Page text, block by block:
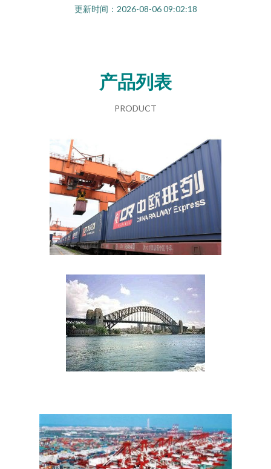
更新时间：2026-08-06 09:02:18
产品列表
PRODUCT